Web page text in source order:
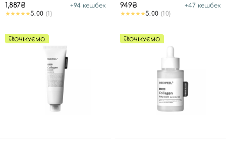
1,887₴ +94 кешбек
5.00 (1)
949₴ +47 кешбек
5.00 (10)
ОЧІКУЄМО ОЧІКУЄМО
Номер телефону
Відправляючи форму для авторизації/реєстрації ви
приймаєте умови
Увійти за допомогою e-mail